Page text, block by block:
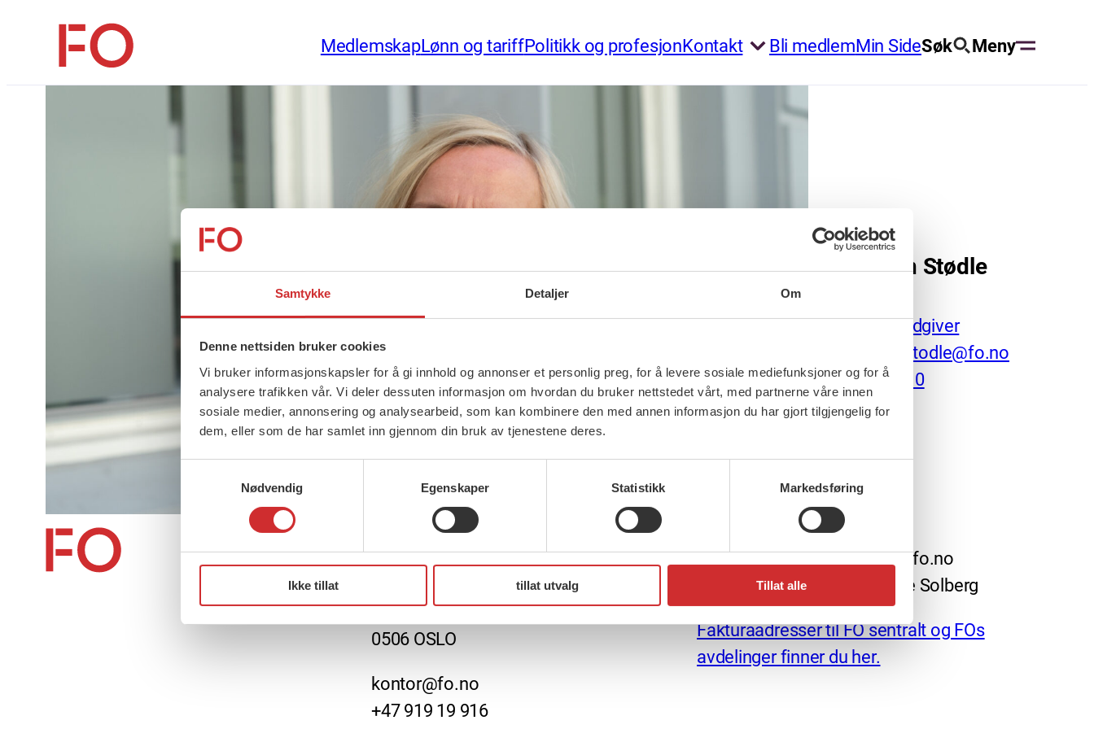
Samtykke Detaljer Om
Denne nettsiden bruker cookies
Vi bruker informasjonskapsler for å gi innhold og annonser et personlig preg, for å levere sosiale mediefunksjoner og for å
analysere trafikken vår. Vi deler dessuten informasjon om hvordan du bruker nettstedet vårt, med partnerne våre innen
sosiale medier, annonsering og analysearbeid, som kan kombinere den med annen informasjon du har gjort tilgjengelig for
dem, eller som de har samlet inn gjennom din bruk av tjenestene deres.
Nødvendig
Egenskaper Statistikk Markedsføring
Ikke tillat tillat utvalg Tillat alle
innholdFO
(Fellesorganisasjonen)
MedlemskapLønn og tariffPolitikk og profesjonKontakt Bli medlemMin SideSøk Meny
Irmelin Stødle
Seniorrådgiver
irmelin.stodle@fo.no
99352810
FO (Fellesorganisasjonen)
Pb. 4693 Sofienberg
0506 OSLO
kontor@fo.no
+47 919 19 916
Nettredaktør: nettredaktor@fo.no
Ansvarlig redaktør: Marianne Solberg
Fakturaadresser til FO sentralt og FOs
avdelinger finner du her.